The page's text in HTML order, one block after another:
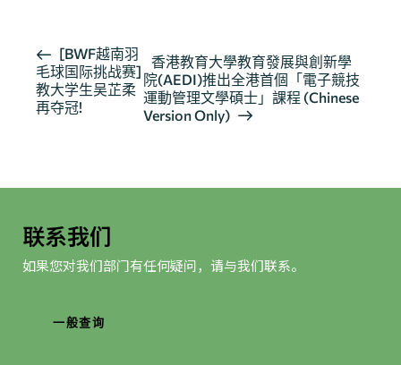
活
动
导
[BWF越南羽
毛球国际挑战赛]
教大学生吴芷柔
再夺冠!
香港教育大學教育發展與創新學
院(AEDI)推出全港首個「電子競技
運動管理文學碩士」課程 (Chinese
Version Only)
联系我们
如果您对我们部门有任何疑问，请与我们联系。
一般查询